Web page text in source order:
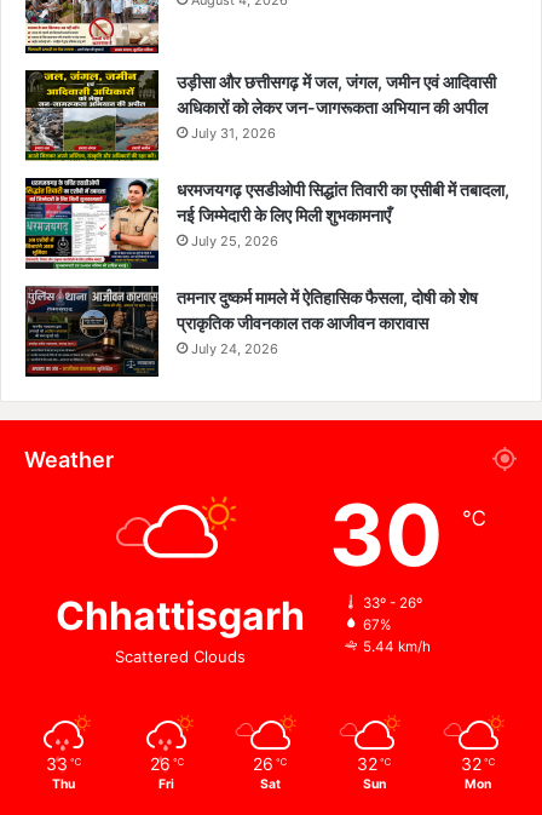
उड़ीसा और छत्तीसगढ़ में जल, जंगल, जमीन एवं आदिवासी
अधिकारों को लेकर जन-जागरूकता अभियान की अपील
July 31, 2026
धरमजयगढ़ एसडीओपी सिद्धांत तिवारी का एसीबी में तबादला,
नई जिम्मेदारी के लिए मिली शुभकामनाएँ
July 25, 2026
तमनार दुष्कर्म मामले में ऐतिहासिक फैसला, दोषी को शेष
प्राकृतिक जीवनकाल तक आजीवन कारावास
July 24, 2026
Weather
Chhattisgarh
Scattered Clouds
30 ℃
33º - 26º
67%
5.44 km/h
33 ℃
Thu
26 ℃
Fri
26 ℃
Sat
32 ℃
Sun
32 ℃
Mon